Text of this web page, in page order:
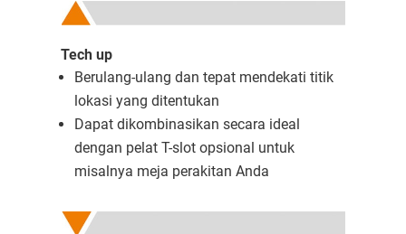
Tech up
Berulang-ulang dan tepat mendekati titik
lokasi yang ditentukan
Dapat dikombinasikan secara ideal
dengan pelat T-slot opsional untuk
misalnya meja perakitan Anda